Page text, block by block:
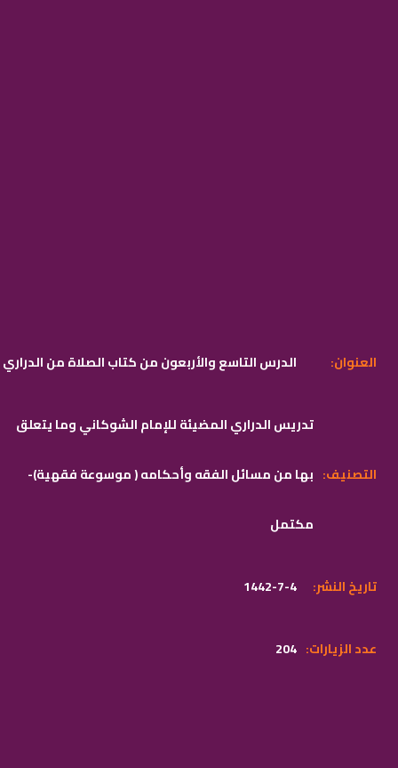
الدرس التاسع والأربعون من كتاب الصلاة من الدراري :العنوان
تدريس الدراري المضيئة للإمام الشوكاني وما يتعلق
بها من مسائل الفقه وأحكامه ( موسوعة فقهية)-
مكتمل
:التصنيف
1442-7-4 :تاريخ النشر
204 :عدد الزيارات